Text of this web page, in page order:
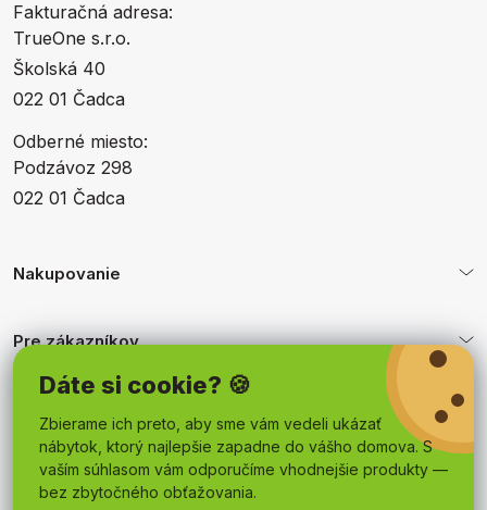
Dáte si cookie? 🍪
Zbierame ich preto, aby sme vám vedeli ukázať
nábytok, ktorý najlepšie zapadne do vášho domova. S
vaším súhlasom vám odporučíme vhodnejšie produkty —
bez zbytočného obťažovania.
Fakturačná adresa:
TrueOne s.r.o.
Školská 40
022 01 Čadca
Odberné miesto:
Podzávoz 298
022 01 Čadca
Nakupovanie
Pre zákazníkov